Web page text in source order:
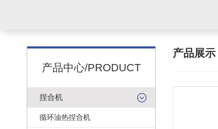
产品中心/PRODUCT
捏合机
循环油热捏合机
产品展示